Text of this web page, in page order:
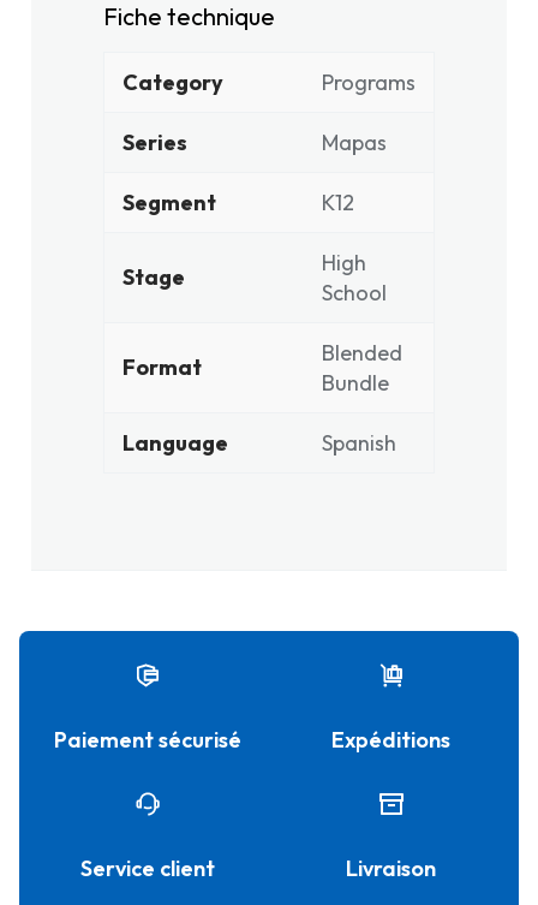
Fiche technique
Category Programs
Series Mapas
Segment K12
Stage
High
School
Format
Blended
Bundle
Language Spanish
Paiement sécurisé Expéditions
Service client Livraison